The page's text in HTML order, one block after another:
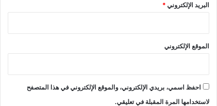
البريد الإلكتروني*
الموقع الإلكتروني
احفظ اسمي، بريدي الإلكتروني، والموقع الإلكتروني في هذا المتصفح
لاستخدامها المرة المقبلة في تعليقي.